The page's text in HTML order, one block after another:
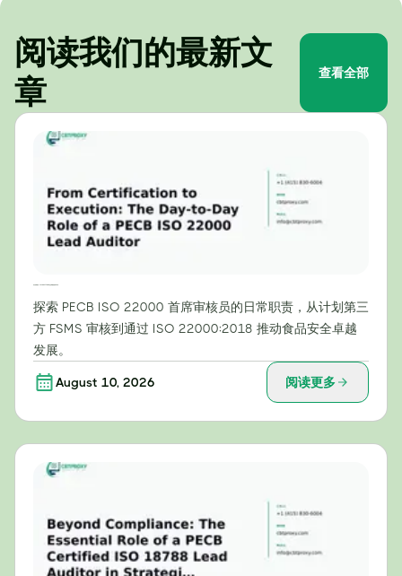
阅读我们的最新文
章
查看全部
探索 PECB ISO 22000 首席审核员的日常职责，从计划第三
方 FSMS 审核到通过 ISO 22000:2018 推动食品安全卓越
发展。
August 10, 2026 阅读更多